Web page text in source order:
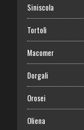
Siniscola
Tortolì
Macomer
Dorgali
Orosei
Oliena